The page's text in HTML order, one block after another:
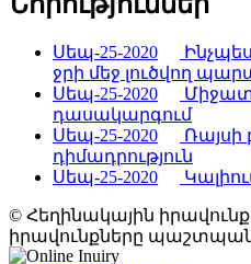
Սեպ-25-2020
ջրի մեջ լուծվող
Սեպ-25-2020
դասակարգում
Սեպ-25-2020
Ռայսի
դիմադրություն
Սեպ-25-2020
© Հեղինակային իրավունք -
իրավունքները